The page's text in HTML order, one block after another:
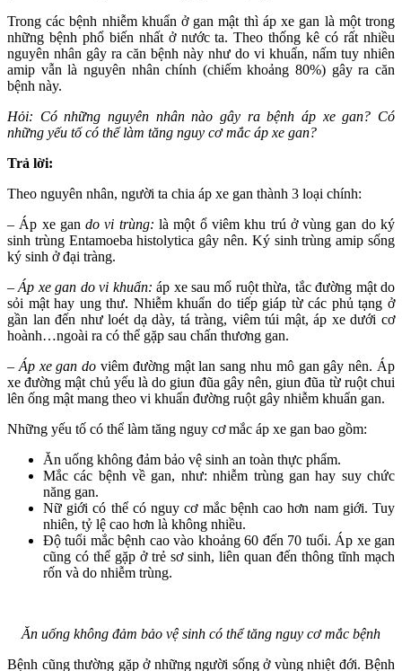
Trong các bệnh nhiễm khuẩn ở gan mật thì áp xe gan là một trong
những bệnh phổ biến nhất ở nước ta. Theo thống kê có rất nhiều
nguyên nhân gây ra căn bệnh này như do vi khuẩn, nấm tuy nhiên
amip vẫn là nguyên nhân chính (chiếm khoảng 80%) gây ra căn
bệnh này.
Hỏi: Có những nguyên nhân nào gây ra bệnh áp xe gan? Có
những yếu tố có thể làm tăng nguy cơ mắc áp xe gan?
Trả lời:
Theo nguyên nhân, người ta chia áp xe gan thành 3 loại chính:
– Áp xe gando vi trùng: là một ổ viêm khu trú ở vùng gan do ký
sinh trùng Entamoeba histolytica gây nên. Ký sinh trùng amip sống
ký sinh ở đại tràng.
– Áp xe gan do vi khuẩn: áp xe sau mổ ruột thừa, tắc đường mật do
sỏi mật hay ung thư. Nhiễm khuẩn do tiếp giáp từ các phủ tạng ở
gần lan đến như loét dạ dày, tá tràng, viêm túi mật, áp xe dưới cơ
hoành…ngoài ra có thể gặp sau chấn thương gan.
– Áp xe gan do viêm đường mật lan sang nhu mô gan gây nên. Áp
xe đường mật chủ yếu là do giun đũa gây nên, giun đũa từ ruột chui
lên ống mật mang theo vi khuẩn đường ruột gây nhiễm khuẩn gan.
Những yếu tố có thể làm tăng nguy cơ mắc áp xe gan bao gồm:
Ăn uống không đảm bảo vệ sinh an toàn thực phẩm.
Mắc các bệnh về gan, như: nhiễm trùng gan hay suy chức
năng gan.
Nữ giới có thể có nguy cơ mắc bệnh cao hơn nam giới. Tuy
nhiên, tỷ lệ cao hơn là không nhiều.
Độ tuổi mắc bệnh cao vào khoảng 60 đến 70 tuổi. Áp xe gan
cũng có thể gặp ở trẻ sơ sinh, liên quan đến thông tĩnh mạch
rốn và do nhiễm trùng.
Ăn uống không đảm bảo vệ sinh có thể tăng nguy cơ mắc bệnh
Bệnh cũng thường gặp ở những người sống ở vùng nhiệt đới. Bệnh